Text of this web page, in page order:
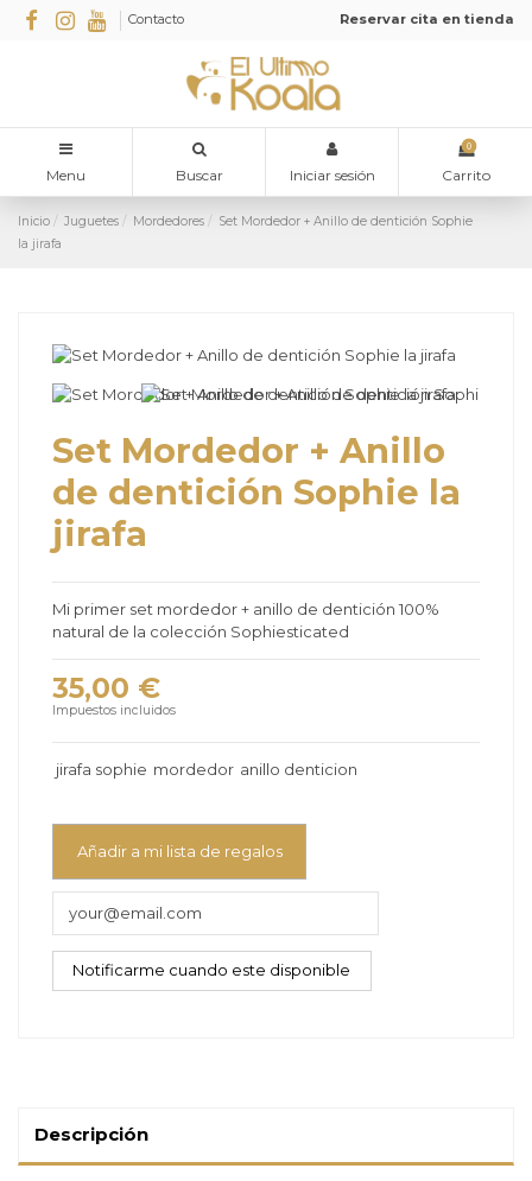
Contacto Reservar cita en tienda
Menu Buscar Iniciar sesión
0
Carrito
Inicio Juguetes Mordedores
Set Mordedor + Anillo de dentición Sophie
la jirafa
Set Mordedor + Anillo
de dentición Sophie la
jirafa
Mi primer set mordedor + anillo de dentición 100%
natural de la colección Sophiesticated
35,00 €
Impuestos incluidos
jirafa sophie mordedor anillo denticion
Añadir a mi lista de regalos
Descripción